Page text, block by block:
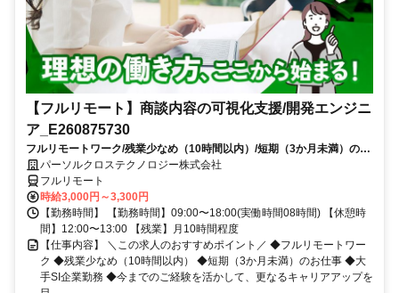
【フルリモート】商談内容の可視化支援/開発エンジニ
ア_E260875730
フルリモートワーク/残業少なめ（10時間以内）/短期（3か月未満）のお
仕事/大手SI企業勤務/今までのご経験を活かして、更なるキャリアアップ
を目指せます
パーソルクロステクノロジー株式会社
フルリモート
時給3,000円～3,300円
【勤務時間】 【勤務時間】09:00〜18:00(実働時間08時間) 【休憩時
間】12:00〜13:00 【残業】月10時間程度
【仕事内容】 ＼この求人のおすすめポイント／ ◆フルリモートワー
ク ◆残業少なめ（10時間以内） ◆短期（3か月未満）のお仕事 ◆大
手SI企業勤務 ◆今までのご経験を活かして、更なるキャリアアップを